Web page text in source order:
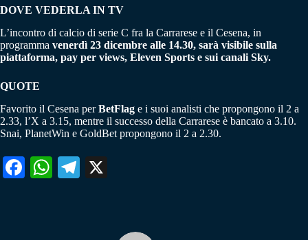
DOVE VEDERLA IN TV
L’incontro di calcio di serie C fra la Carrarese e il Cesena, in
programma venerdì 23 dicembre alle 14.30, sarà visibile sulla
piattaforma, pay per views, Eleven Sports e sui canali Sky.
QUOTE
Favorito il Cesena perBetFlag e i suoi analisti che propongono il 2 a
2.33, l’X a 3.15, mentre il successo della Carrarese è bancato a 3.10.
Snai, PlanetWin e GoldBet propongono il 2 a 2.30.
Fa W
Te